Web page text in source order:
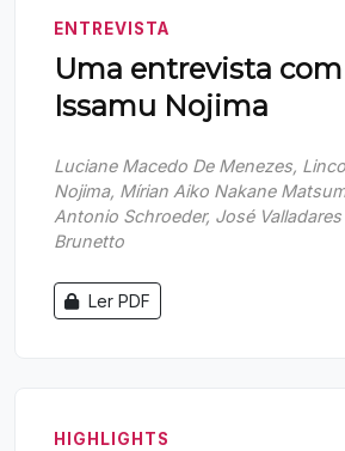
ENTREVISTA
Uma entrevista
Issamu Nojima
Luciane Macedo De Menezes,
Nojima, Mírian Aiko Nakane
Antonio Schroeder, José
Brunetto
Ler PDF
HIGHLIGHTS